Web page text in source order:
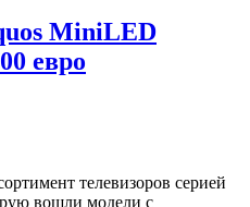
MiniLED
евро
телевизоров серией
вошли модели с